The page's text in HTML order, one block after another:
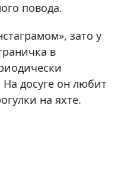
повода.
зато у
в
досуге он любит
на яхте.